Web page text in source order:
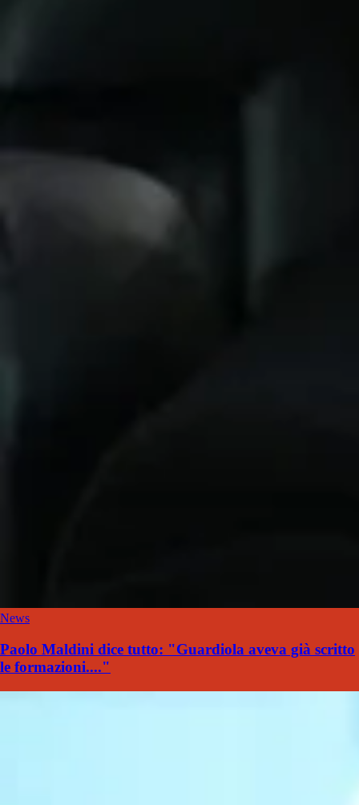
News
Paolo Maldini dice tutto: "Guardiola aveva già scritto
le formazioni...."